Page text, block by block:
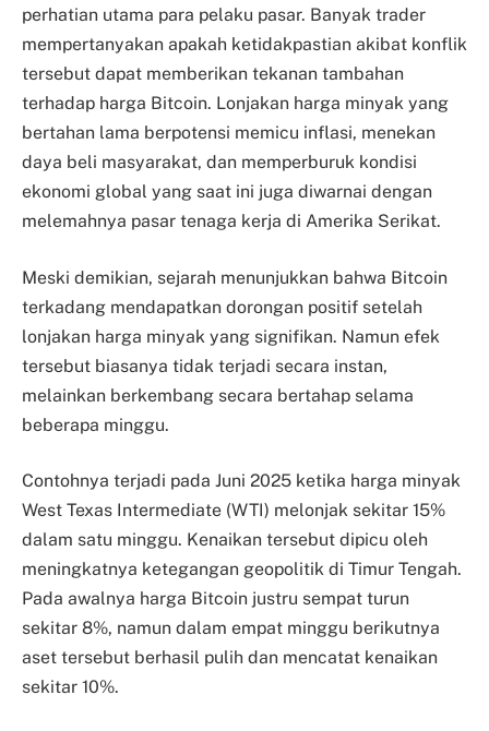
perhatian utama para pelaku pasar. Banyak trader
mempertanyakan apakah ketidakpastian akibat konflik
tersebut dapat memberikan tekanan tambahan
terhadap harga Bitcoin. Lonjakan harga minyak yang
bertahan lama berpotensi memicu inflasi, menekan
daya beli masyarakat, dan memperburuk kondisi
ekonomi global yang saat ini juga diwarnai dengan
melemahnya pasar tenaga kerja di Amerika Serikat.
Meski demikian, sejarah menunjukkan bahwa Bitcoin
terkadang mendapatkan dorongan positif setelah
lonjakan harga minyak yang signifikan. Namun efek
tersebut biasanya tidak terjadi secara instan,
melainkan berkembang secara bertahap selama
beberapa minggu.
Contohnya terjadi pada Juni 2025 ketika harga minyak
West Texas Intermediate (WTI) melonjak sekitar 15%
dalam satu minggu. Kenaikan tersebut dipicu oleh
meningkatnya ketegangan geopolitik di Timur Tengah.
Pada awalnya harga Bitcoin justru sempat turun
sekitar 8%, namun dalam empat minggu berikutnya
aset tersebut berhasil pulih dan mencatat kenaikan
sekitar 10%.